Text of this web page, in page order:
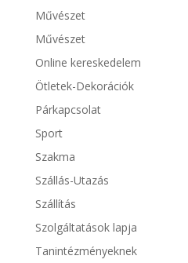
Művészet
Művészet
Online kereskedelem
Ötletek-Dekorációk
Párkapcsolat
Sport
Szakma
Szállás-Utazás
Szállítás
Szolgáltatások lapja
Tanintézményeknek